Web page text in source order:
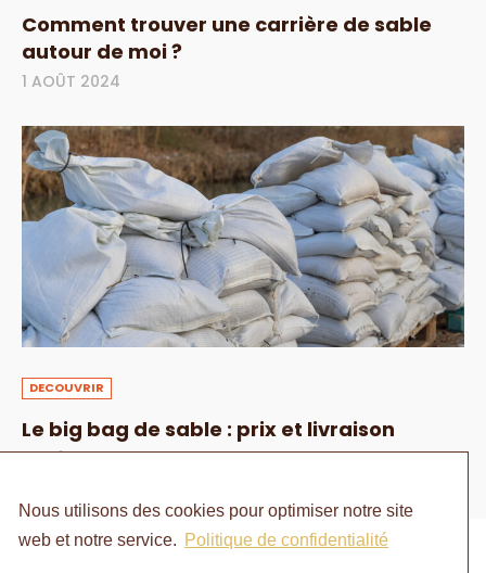
Comment trouver une carrière de sable
autour de moi ?
1 AOÛT 2024
DECOUVRIR
Le big bag de sable : prix et livraison
1 AOÛT 2024
Nous utilisons des cookies pour optimiser notre site
web et notre service. Politique de confidentialité